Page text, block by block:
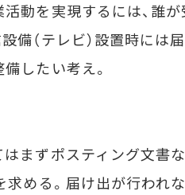
動を実現するには、誰
備（テレビ）設置時には
したい考え。
まずポスティング文書
求める。届け出が行われ